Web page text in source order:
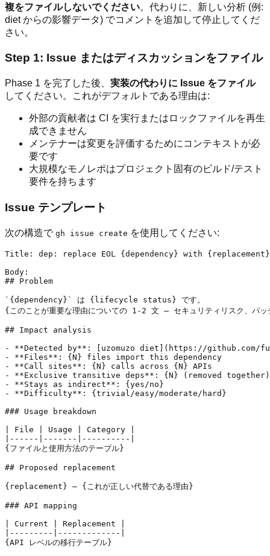
複をファイルしないでください。代わりに、新しい分析 (例:
diet からの影響データ) でコメントを追加して停止してくだ
さい。
Step 1: Issue またはディスカッションをファイル
Phase 1 を完了した後、 実装の代わりに Issue をファイル
してください。これがデフォルトである理由は:
外部の貢献者は CI を実行またはロックファイルを再生
成できません
メンテナーは変更を評価するためにコンテキストが必
要です
大規模なモノレポはプロジェクト固有のビルド/テスト
要件を持ちます
Issue テンプレート
次の構造で gh issue create を使用してください:
Title: dep: replace EOL {dependency} with {replacement}
Body:
## Problem
`{dependency}` は {lifecycle status} です。
{このことが重要な理由についての 1-2 文 — セキュリティリスク、パッ
## Impact analysis
- **Detected by**: [uzomuzo diet](https://github.com/
- **Files**: {N} files import this dependency
- **Call sites**: {N} calls across {N} APIs
- **Exclusive transitive deps**: {N} (removed together)
- **Stays as indirect**: {yes/no}
- **Difficulty**: {trivial/easy/moderate/hard}
### Usage breakdown
| File | Usage | Category |
|------|-------|----------|
{ファイルと使用方法のテーブル}
## Proposed replacement
{replacement} — {これが正しい代替である理由}
### API mapping
| Current | Replacement |
|---------|-------------|
{API レベルの移行テーブル}